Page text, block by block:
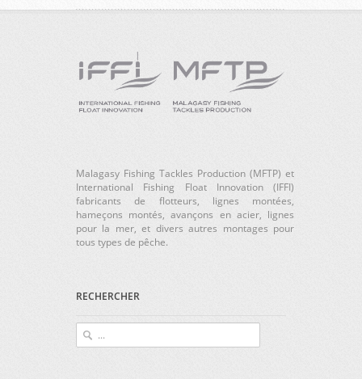
Malagasy Fishing Tackles Production (MFTP) et
International Fishing Float Innovation (IFFI)
fabricants de flotteurs, lignes montées,
hameçons montés, avançons en acier, lignes
pour la mer, et divers autres montages pour
tous types de pêche.
RECHERCHER